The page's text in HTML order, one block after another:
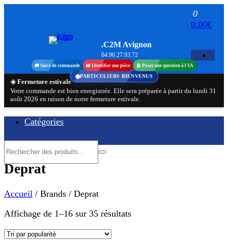
.C2M Avignon
04.90.27.93.72
0
0.00€
🚚 Suivi de commande 📸 Identifier une pièce 🤖 Poser une question à l'IA
☀️ Fermeture estivale
Votre commande est bien enregistrée. Elle sera préparée à partir du lundi 31
août 2026 en raison de notre fermeture estivale.
Catégories
Deprat
Accueil / Brands / Deprat
Affichage de 1–16 sur 35 résultatsTrié
PARTICULIERS BIENVENUS